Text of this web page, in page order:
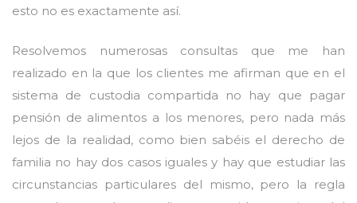
esto no es exactamente así.
Resolvemos numerosas consultas que me han
realizado en la que los clientes me afirman que en el
sistema de custodia compartida no hay que pagar
pensión de alimentos a los menores, pero nada más
lejos de la realidad, como bien sabéis el derecho de
familia no hay dos casos iguales y hay que estudiar las
circunstancias particulares del mismo, pero la regla